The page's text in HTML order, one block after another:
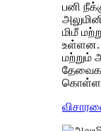
பனி
மிமீ
உள்ளன.
மற்றும்